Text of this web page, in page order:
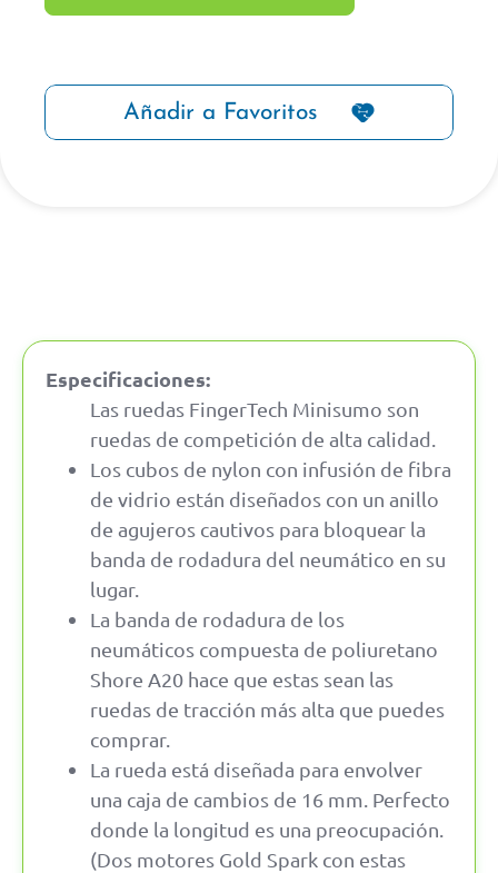
Añadir a Favoritos
Especificaciones:
Las ruedas FingerTech Minisumo son
ruedas de competición de alta calidad.
Los cubos de nylon con infusión de fibra
de vidrio están diseñados con un anillo
de agujeros cautivos para bloquear la
banda de rodadura del neumático en su
lugar.
La banda de rodadura de los
neumáticos compuesta de poliuretano
Shore A20 hace que estas sean las
ruedas de tracción más alta que puedes
comprar.
La rueda está diseñada para envolver
una caja de cambios de 16 mm. Perfecto
donde la longitud es una preocupación.
(Dos motores Gold Spark con estas